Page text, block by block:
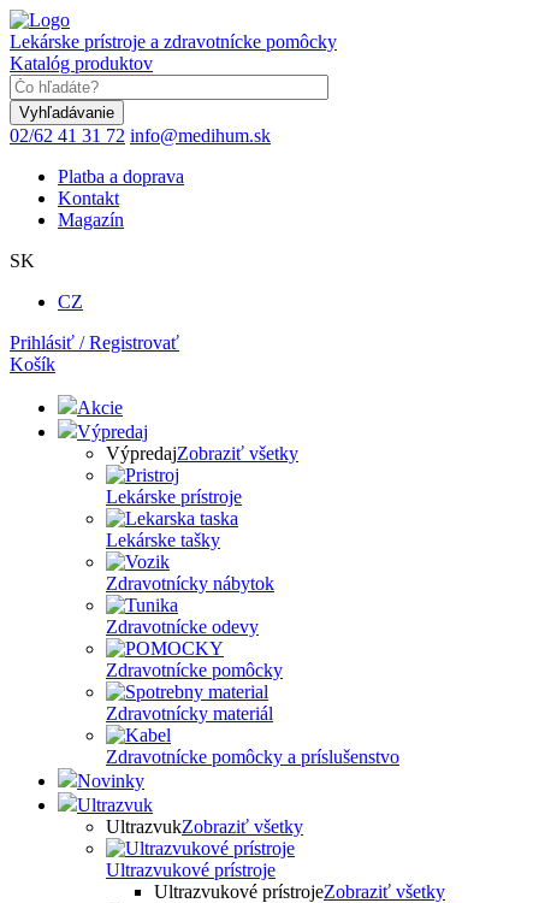
Skočiť
na
hlavný
obsah
Lekárske prístroje a zdravotnícke pomôcky
Katalóg produktov
02/62 41 31 72 info@medihum.sk
Platba a doprava
Kontakt
Magazín
SK
CZ
Prihlásiť / Registrovať
Košík
Akcie
Výpredaj
VýpredajZobraziť všetky
Lekárske prístroje
Lekárske tašky
Zdravotnícky nábytok
Zdravotnícke odevy
Zdravotnícke pomôcky
Zdravotnícky materiál
Zdravotnícke pomôcky a príslušenstvo
Novinky
Ultrazvuk
UltrazvukZobraziť všetky
Ultrazvukové prístroje
Ultrazvukové prístrojeZobraziť všetky